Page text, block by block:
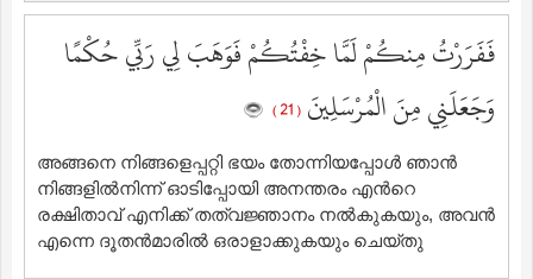
فَفَرَرْتُ مِنكُمْ لَمَّا خِفْتُكُمْ فَوَهَبَ لِي رَبِّي حُكْمًا
وَجَعَلَنِي مِنَ الْمُرْسَلِينَ ( 21 )
അങ്ങനെ നിങ്ങളെപ്പറ്റി ഭയം തോന്നിയപ്പോള്‍ ഞാന്‍
നിങ്ങളില്‍നിന്ന് ഓടിപ്പോയി അനന്തരം എന്‍റെ
രക്ഷിതാവ് എനിക്ക് തത്വജ്ഞാനം നല്‍കുകയും, അവന്‍
എന്നെ ദൂതന്‍മാരില്‍ ഒരാളാക്കുകയും ചെയ്തു